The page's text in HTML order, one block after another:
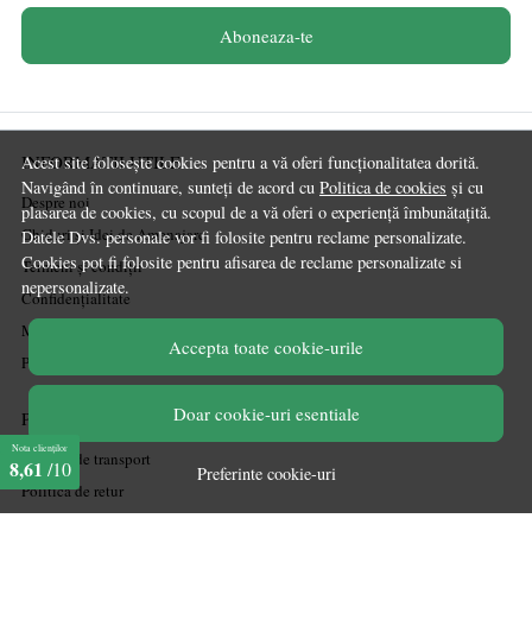
Acest site folosește cookies pentru a vă oferi funcționalitatea dorită.
Navigând în continuare, sunteți de acord cu Politica de cookies și cu
plasarea de cookies, cu scopul de a vă oferi o experiență îmbunătațită.
Datele Dvs. personale vor fi folosite pentru reclame personalizate.
Cookies pot fi folosite pentru afisarea de reclame personalizate si
nepersonalizate.
Accepta toate cookie-urile
Doar cookie-uri esentiale
Preferinte cookie-uri
Aboneaza-te
INFORMATII UTILE
Despre noi
Ghiduri și Idei de Amenajare
Termeni și condiții
Confidențialitate
Mărturiile clienților
Politica de Cookies
PLATA SI LIVRARE
Politica de transport
Politica de retur
Nota clienților
8,61 /10